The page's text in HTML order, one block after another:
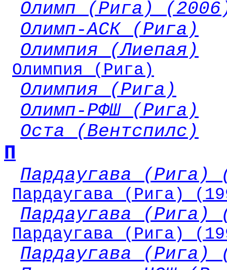
Олимп (Рига)
Олимп-АСК (Рига)
Олимпия (Лиепая)
Олимпия (Рига)
Олимпия (Рига)
Олимп-РФШ (Рига)
Оста (Вентспилс)
П
Пардаугава (Рига)
Пардаугава (Рига)
Пардаугава (Рига)
Пардаугава (Рига)
Пардаугава (Рига)